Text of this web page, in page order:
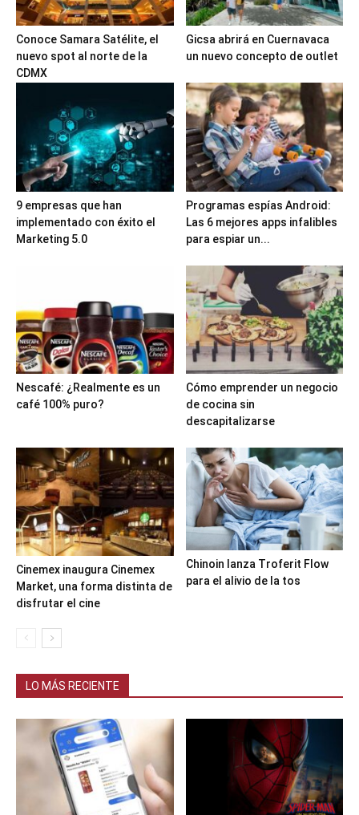
Conoce Samara Satélite, el
nuevo spot al norte de la
CDMX
Gicsa abrirá en Cuernavaca
un nuevo concepto de outlet
9 empresas que han
implementado con éxito el
Marketing 5.0
Programas espías Android:
Las 6 mejores apps infalibles
para espiar un...
Nescafé: ¿Realmente es un
café 100% puro?
Cómo emprender un negocio
de cocina sin
descapitalizarse
Cinemex inaugura Cinemex
Market, una forma distinta de
disfrutar el cine
Chinoin lanza Troferit Flow
para el alivio de la tos
LO MÁS RECIENTE